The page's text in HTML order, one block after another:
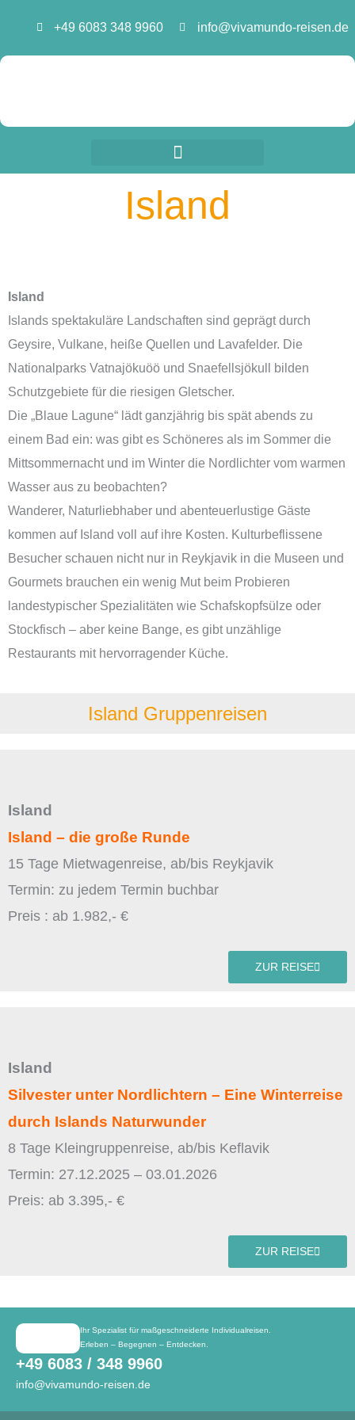
springen
+49 6083 348 9960 info@vivamundo-reisen.de
Island
Island
Islands spektakuläre Landschaften sind geprägt durch
Geysire, Vulkane, heiße Quellen und Lavafelder. Die
Nationalparks Vatnajökuöö und Snaefellsjökull bilden
Schutzgebiete für die riesigen Gletscher.
Die „Blaue Lagune“ lädt ganzjährig bis spät abends zu
einem Bad ein: was gibt es Schöneres als im Sommer die
Mittsommernacht und im Winter die Nordlichter vom warmen
Wasser aus zu beobachten?
Wanderer, Naturliebhaber und abenteuerlustige Gäste
kommen auf Island voll auf ihre Kosten. Kulturbeflissene
Besucher schauen nicht nur in Reykjavik in die Museen und
Gourmets brauchen ein wenig Mut beim Probieren
landestypischer Spezialitäten wie Schafskopfsülze oder
Stockfisch – aber keine Bange, es gibt unzählige
Restaurants mit hervorragender Küche.
Island Gruppenreisen
Island
Island – die große Runde
15 Tage Mietwagenreise, ab/bis Reykjavik
Termin: zu jedem Termin buchbar
Preis : ab 1.982,- €
ZUR REISE
Island
Silvester unter Nordlichtern – Eine Winterreise
durch Islands Naturwunder
8 Tage Kleingruppenreise, ab/bis Keflavik
Termin: 27.12.2025 – 03.01.2026
Preis: ab 3.395,- €
ZUR REISE
Ihr Spezialist für maßgeschneiderte Individualreisen.
Erleben – Begegnen – Entdecken.
+49 6083 / 348 9960
info@vivamundo-reisen.de